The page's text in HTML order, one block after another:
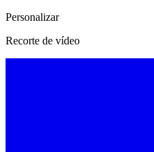
Personalizar
Recorte de vídeo